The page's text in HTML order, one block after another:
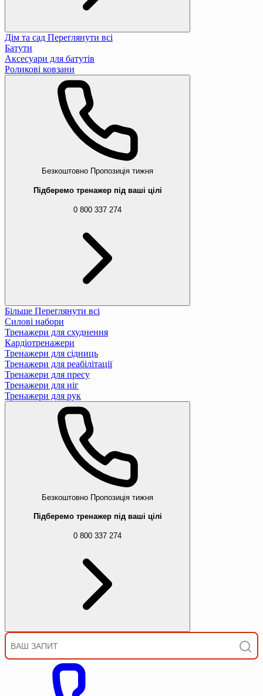
Дім та сад Переглянути всі
Батути
Аксесуари для батутів
Роликові ковзани
Безкоштовно Пропозиція тижня
Підберемо тренажер під ваші цілі
0 800 337 274
Більше Переглянути всі
Силові набори
Тренажери для схуднення
Кардіотренажери
Тренажери для сідниць
Тренажери для реабілітації
Тренажери для пресу
Тренажери для ніг
Тренажери для рук
Безкоштовно Пропозиція тижня
Підберемо тренажер під ваші цілі
0 800 337 274